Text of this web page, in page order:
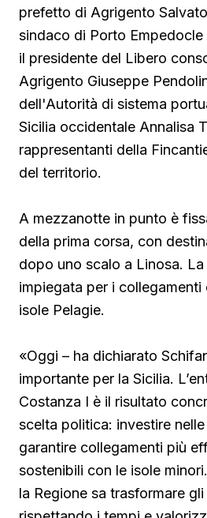
prefetto di Agrigento
sindaco di Porto
il presidente del Libero
Agrigento Giuseppe
dell'Autorità di sistema
Sicilia occidentale Annalisa
rappresentanti della
del territorio.
A mezzanotte in punto è
della prima corsa, con
dopo uno scalo a Linosa. La
impiegata per i
isole Pelagie.
«Oggi – ha dichiarato
importante per la Sicilia.
Costanza I è il risultato
scelta politica: investire
garantire collegamenti più
sostenibili con le isole
la Regione sa trasformare